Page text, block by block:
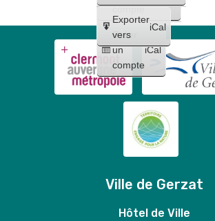
compte
Créer
un
compte
iCal
Exporter
vers
iCal
Ville de Gerzat
Hôtel de Ville